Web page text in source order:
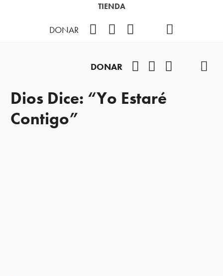
TIENDA
DONAR
DONAR
Dios Dice: “Yo Estaré
Contigo”